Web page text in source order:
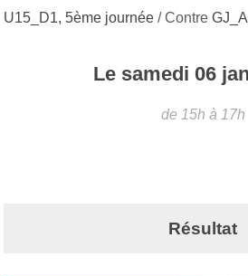
U15_D1, 5ème journée / Contre
Le samedi 06
de 15h à 17h
Résultat